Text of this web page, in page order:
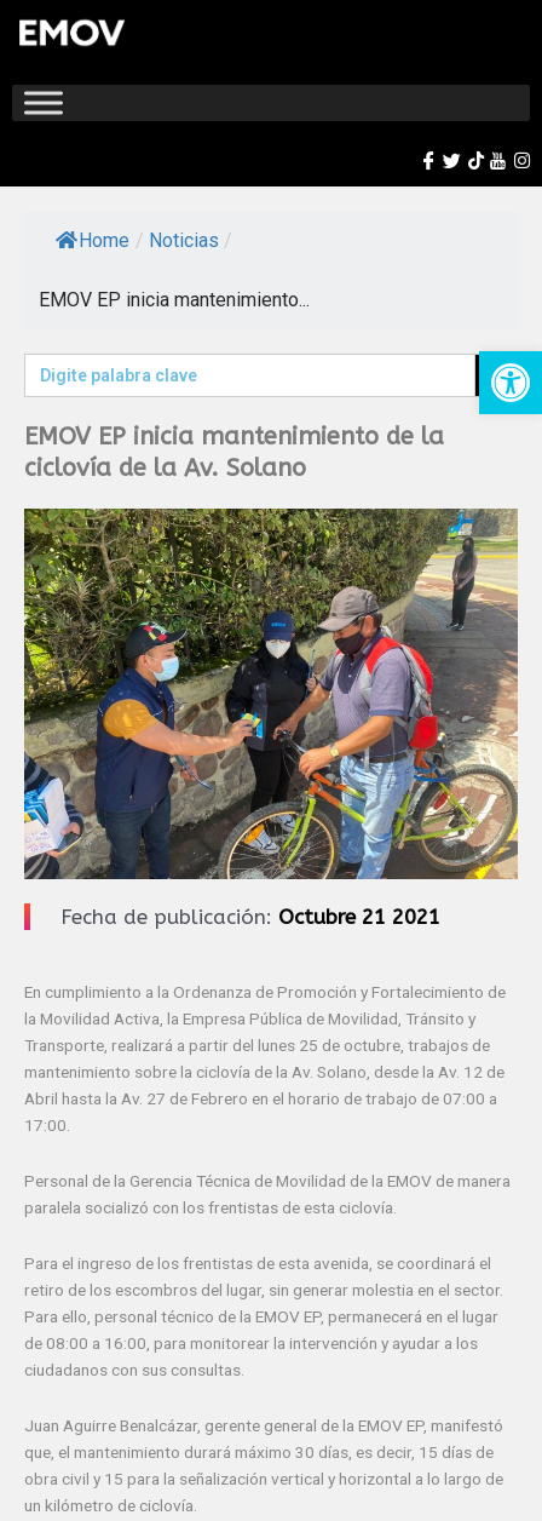
Home / Noticias /
EMOV EP inicia mantenimiento...
Search
for:
Search Button
EMOV EP inicia mantenimiento de la
ciclovía de la Av. Solano
Fecha de publicación: Octubre 21 2021
En cumplimiento a la Ordenanza de Promoción y Fortalecimiento de
la Movilidad Activa, la Empresa Pública de Movilidad, Tránsito y
Transporte, realizará a partir del lunes 25 de octubre, trabajos de
mantenimiento sobre la ciclovía de la Av. Solano, desde la Av. 12 de
Abril hasta la Av. 27 de Febrero en el horario de trabajo de 07:00 a
17:00.
Personal de la Gerencia Técnica de Movilidad de la EMOV de manera
paralela socializó con los frentistas de esta ciclovía.
Para el ingreso de los frentistas de esta avenida, se coordinará el
retiro de los escombros del lugar, sin generar molestia en el sector.
Para ello, personal técnico de la EMOV EP, permanecerá en el lugar
de 08:00 a 16:00, para monitorear la intervención y ayudar a los
ciudadanos con sus consultas.
Juan Aguirre Benalcázar, gerente general de la EMOV EP, manifestó
que, el mantenimiento durará máximo 30 días, es decir, 15 días de
obra civil y 15 para la señalización vertical y horizontal a lo largo de
un kilómetro de ciclovía.